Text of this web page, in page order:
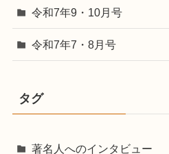
令和7年9・10月号
令和7年7・8月号
タグ
著名人へのインタビュー